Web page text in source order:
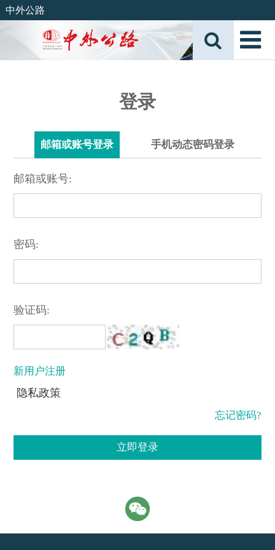
中外公路
登录
邮箱或账号登录 手机动态密码登录
邮箱或账号:
密码:
验证码:
新用户注册
隐私政策
忘记密码?
立即登录